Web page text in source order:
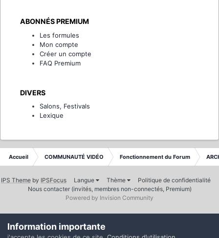
ABONNÉS PREMIUM
Les formules
Mon compte
Créer un compte
FAQ Premium
DIVERS
Salons, Festivals
Lexique
Accueil COMMUNAUTÉ VIDÉO Fonctionnement du Forum
IPS Theme by IPSFocus Langue Thème
Politique de confidentialité
Nous contacter (invités, membres non-connectés, Premium)
Powered by Invision Community
Information importante